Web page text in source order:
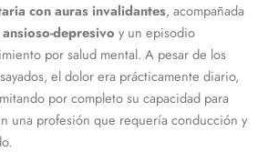
con auras invalidantes, acompañada
depresivo y un episodio
por salud mental. A pesar de los
el dolor era prácticamente diario,
por completo su capacidad para
una profesión que requería conducción y